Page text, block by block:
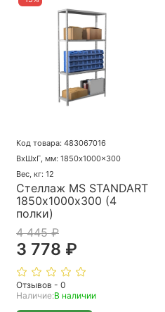
Код товара: 483067016
ВхШхГ, мм: 1850x1000x300
Вес, кг: 12
Стеллаж MS STANDART
1850х1000х300 (4
полки)
4 445 ₽
3 778 ₽
Отзывов - 0
Наличие:В наличии